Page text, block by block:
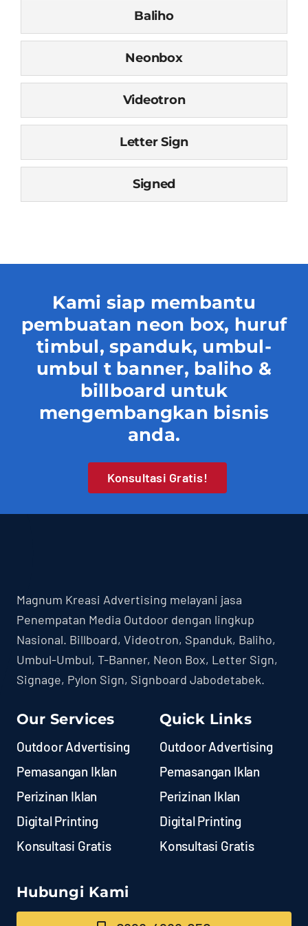
Contact
Baliho
Neonbox
Videotron
Letter Sign
Signed
Kami siap membantu
pembuatan neon box, huruf
timbul, spanduk, umbul-
umbul t banner, baliho &
billboard untuk
mengembangkan bisnis
anda.
Konsultasi Gratis!
Magnum Kreasi Advertising melayani jasa
Penempatan Media Outdoor dengan lingkup
Nasional. Billboard, Videotron, Spanduk, Baliho,
Umbul-Umbul, T-Banner, Neon Box, Letter Sign,
Signage, Pylon Sign, Signboard Jabodetabek.
Our Services
Outdoor Advertising
Pemasangan Iklan
Perizinan Iklan
Digital Printing
Konsultasi Gratis
Quick Links
Outdoor Advertising
Pemasangan Iklan
Perizinan Iklan
Digital Printing
Konsultasi Gratis
Hubungi Kami